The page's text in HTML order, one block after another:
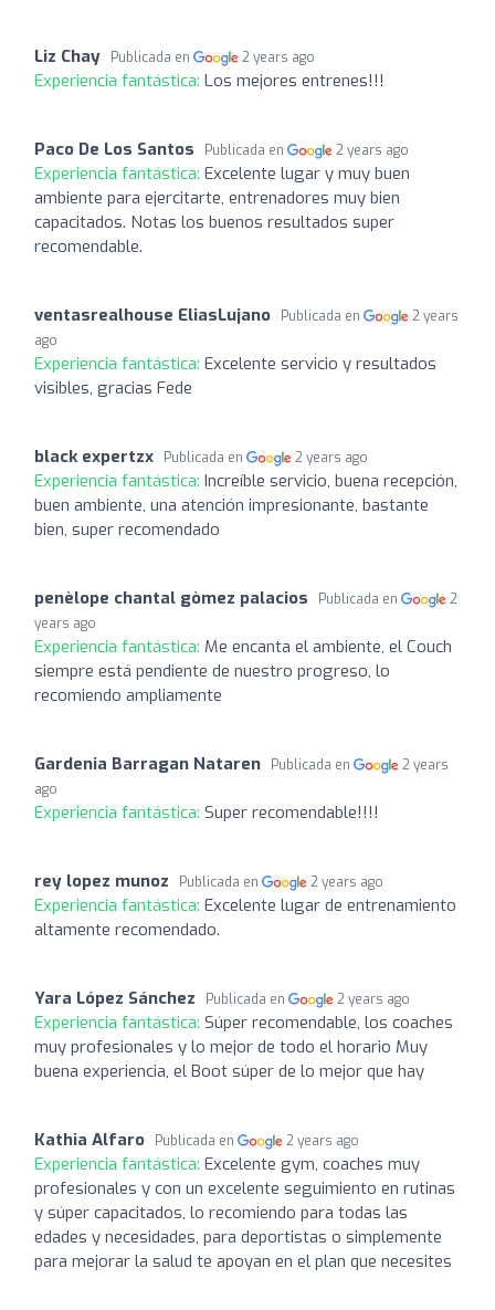
Liz Chay Publicada en 2 years ago
Experiencia fantástica: Los mejores entrenes!!!
Paco De Los Santos Publicada en 2 years ago
Experiencia fantástica: Excelente lugar y muy buen
ambiente para ejercitarte, entrenadores muy bien
capacitados. Notas los buenos resultados super
recomendable.
ventasrealhouse EliasLujano Publicada en
2 years
ago
Experiencia fantástica: Excelente servicio y resultados
visibles, gracias Fede
black expertzx Publicada en 2 years ago
Experiencia fantástica: Increíble servicio, buena recepción,
buen ambiente, una atención impresionante, bastante
bien, super recomendado
penèlope chantal gòmez palacios Publicada en
2
years ago
Experiencia fantástica: Me encanta el ambiente, el Couch
siempre está pendiente de nuestro progreso, lo
recomiendo ampliamente
Gardenia Barragan Nataren Publicada en
2 years
ago
Experiencia fantástica: Super recomendable!!!!
rey lopez munoz Publicada en 2 years ago
Experiencia fantástica: Excelente lugar de entrenamiento
altamente recomendado.
Yara López Sánchez Publicada en 2 years ago
Experiencia fantástica: Súper recomendable, los coaches
muy profesionales y lo mejor de todo el horario Muy
buena experiencia, el Boot súper de lo mejor que hay
Kathia Alfaro Publicada en 2 years ago
Experiencia fantástica: Excelente gym, coaches muy
profesionales y con un excelente seguimiento en rutinas
y súper capacitados, lo recomiendo para todas las
edades y necesidades, para deportistas o simplemente
para mejorar la salud te apoyan en el plan que necesites